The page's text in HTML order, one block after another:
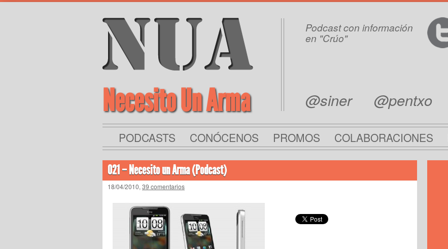
Necesito Un Arma
Podcast con información
en "Crúo"
@siner @pentxo
PODCASTS CONÓCENOS PROMOS COLABORACIONES
021 – Necesito un Arma (Podcast)
18/04/2010, 39 comentarios